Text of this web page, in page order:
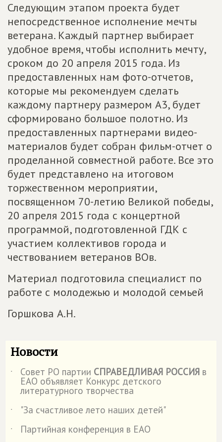
Следующим этапом проекта будет
непосредственное исполнение мечты
ветерана. Каждый партнер выбирает
удобное время, чтобы исполнить мечту,
сроком до 20 апреля 2015 года. Из
предоставленных нам фото-отчетов,
которые мы рекомендуем сделать
каждому партнеру размером А3, будет
сформировано большое полотно. Из
предоставленных партнерами видео-
материалов будет собран фильм-отчет о
проделанной совместной работе. Все это
будет представлено на итоговом
торжественном мероприятии,
посвященном 70-летию Великой победы,
20 апреля 2015 года с концертной
программой, подготовленной ГДК с
участием коллективов города и
чествованием ветеранов ВОв.
Материал подготовила специалист по
работе с молодежью и молодой семьей
Горшкова А.Н.
Новости
˙ Совет РО партии СПРАВЕДЛИВАЯ РОССИЯ в
ЕАО объявляет Конкурс детского
литературного творчества
˙
"За счастливое лето наших детей"
˙
Партийная конференция в ЕАО